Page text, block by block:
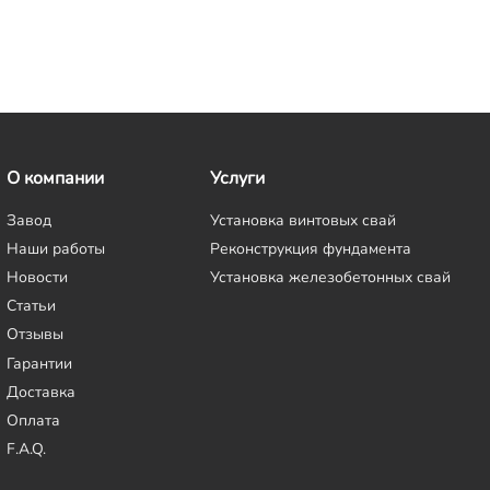
О компании
Завод
Наши работы
Новости
Статьи
Отзывы
Гарантии
Доставка
Оплата
F.A.Q.
Услуги
Установка винтовых свай
Реконструкция фундамента
Установка железобетонных свай